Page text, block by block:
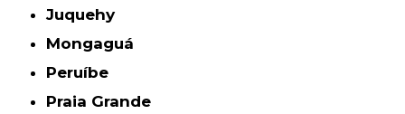
Juquehy
Mongaguá
Peruíbe
Praia Grande